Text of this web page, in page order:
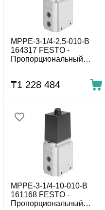
MPPE-3-1/4-2,5-010-B
164317 FESTO -
Пропорциональный
₸1 228 484
MPPE-3-1/4-10-010-B
161168 FESTO -
Пропорциональный